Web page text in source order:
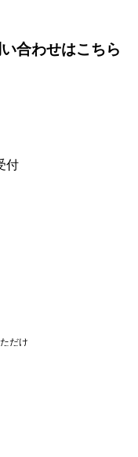
合わせはこちら
付